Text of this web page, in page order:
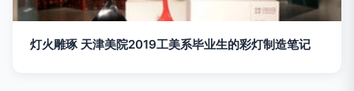
灯火雕琢 天津美院2019工美系毕业生的彩灯制造笔记